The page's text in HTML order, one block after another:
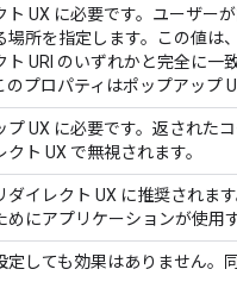
ト UX に必要です。ユーザー
場所を指定します。この値は
ト URI のいずれかと完全に一致
のプロパティはポップアップ
プ UX に必要です。返された
クト UX で無視されます。
ダイレクト UX に推奨されま
めにアプリケーションが使用
定しても効果はありません。